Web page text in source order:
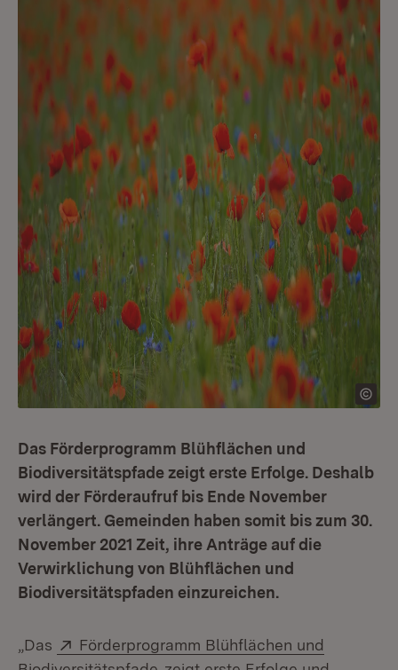
Das Förderprogramm Blühflächen und
Biodiversitätspfade zeigt erste Erfolge. Deshalb
wird der Förderaufruf bis Ende November
verlängert. Gemeinden haben somit bis zum 30.
November 2021 Zeit, ihre Anträge auf die
Verwirklichung von Blühflächen und
Biodiversitätspfaden einzureichen.
„Das Extern:
Förderprogramm Blühflächen und
(Öffnet in neuem Fenster)